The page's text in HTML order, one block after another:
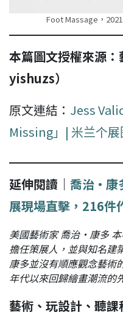
Foot Massage，
本篇圖文授權來源：
yishuzs）
原文連結： Jess
Missing」| 米兰个
延伸閱讀｜ 喬治·康
展現場直擊，216件
美國藝術家 喬治·康多
擔任策展人，並與知名建
康多並沒有順應觀念藝術
年代以來回歸繪畫潮流的
藝術、玩設計、聽課